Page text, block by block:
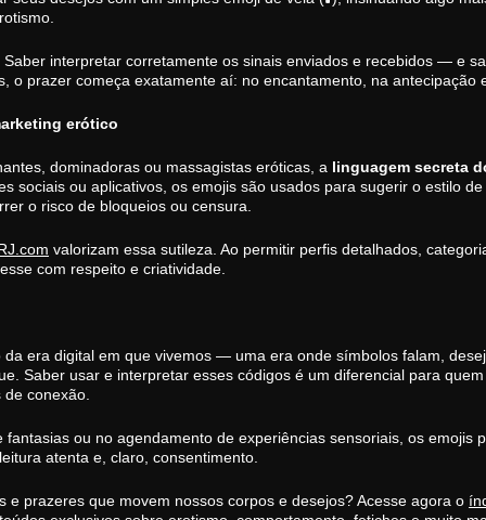
interpretar corretamente os sinais enviados e recebidos — e
prazer começa exatamente aí: no encantamento, na antecipação
erótico
dominadoras ou massagistas eróticas, a linguagem secreta
sociais ou aplicativos, os emojis são usados para sugerir o estilo
o risco de bloqueios ou censura.
valorizam essa sutileza. Ao permitir perfis detalhados,
com respeito e criatividade.
era digital em que vivemos — uma era onde símbolos falam,
Saber usar e interpretar esses códigos é um diferencial para
conexão.
ou no agendamento de experiências sensoriais, os emojis
atenta e, claro, consentimento.
prazeres que movem nossos corpos e desejos? Acesse agora o